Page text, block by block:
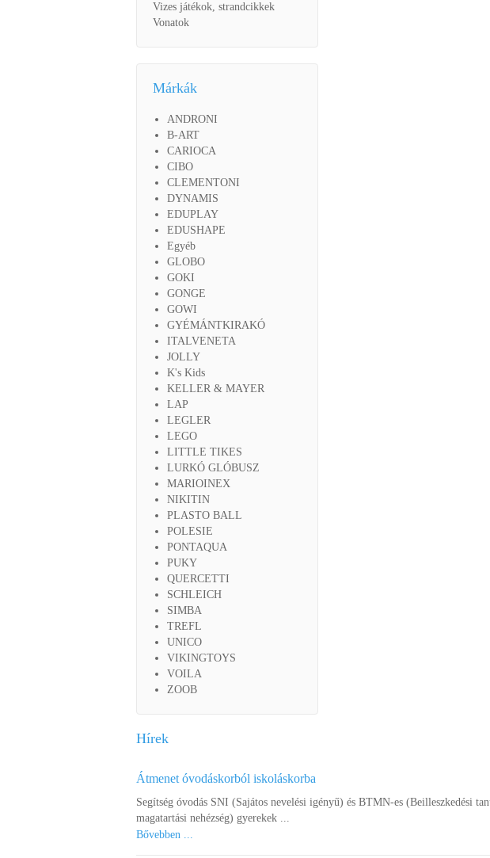
Vizes játékok, strandcikkek
Vonatok
Márkák
ANDRONI
B-ART
CARIOCA
CIBO
CLEMENTONI
DYNAMIS
EDUPLAY
EDUSHAPE
Egyéb
GLOBO
GOKI
GONGE
GOWI
GYÉMÁNTKIRAKÓ
ITALVENETA
JOLLY
K's Kids
KELLER & MAYER
LAP
LEGLER
LEGO
LITTLE TIKES
LURKÓ GLÓBUSZ
MARIOINEX
NIKITIN
PLASTO BALL
POLESIE
PONTAQUA
PUKY
QUERCETTI
SCHLEICH
SIMBA
TREFL
UNICO
VIKINGTOYS
VOILA
ZOOB
Hírek
Átmenet óvodáskorból iskoláskorba
Segítség óvodás SNI (Sajátos nevelési igényű) és BTMN-es (Beilleszkedési
magatartási nehézség) gyerekek ...
Bővebben ...